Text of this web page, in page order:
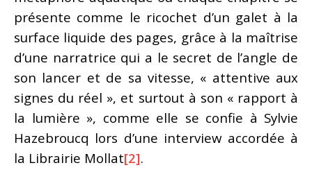
présente comme le ricochet d’un galet à la
surface liquide des pages, grâce à la maîtrise
d’une narratrice qui a le secret de l’angle de
son lancer et de sa vitesse, « attentive aux
signes du réel », et surtout à son « rapport à
la lumière », comme elle se confie à Sylvie
Hazebroucq lors d’une interview accordée à
la Librairie Mollat[2].